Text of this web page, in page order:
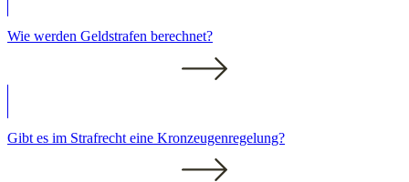
Wie werden Geldstrafen berechnet?
Gibt es im Strafrecht eine Kronzeugenregelung?